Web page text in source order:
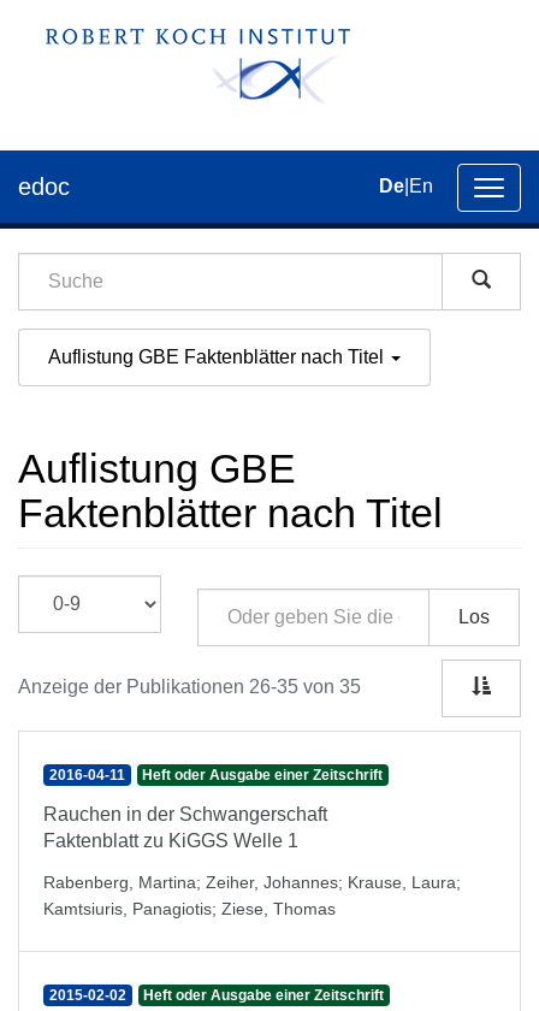
der
edoc De En
Auflistung GBE Faktenblätter nach Titel
Auflistung GBE
Faktenblätter nach Titel
Los
Anzeige der Publikationen 26-35 von 35
2016-04-11 Heft oder Ausgabe einer Zeitschrift
Rauchen in der Schwangerschaft
Faktenblatt zu KiGGS Welle 1
Rabenberg, Martina; Zeiher, Johannes; Krause, Laura;
Kamtsiuris, Panagiotis; Ziese, Thomas
2015-02-02 Heft oder Ausgabe einer Zeitschrift